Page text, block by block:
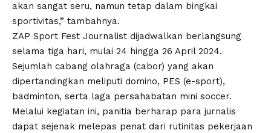
akan sangat seru, namun tetap dalam bingkai
sportivitas,” tambahnya.
ZAP Sport Fest Journalist dijadwalkan berlangsung
selama tiga hari, mulai 24 hingga 26 April 2024.
Sejumlah cabang olahraga (cabor) yang akan
dipertandingkan meliputi domino, PES (e-sport),
badminton, serta laga persahabatan mini soccer.
Melalui kegiatan ini, panitia berharap para jurnalis
dapat sejenak melepas penat dari rutinitas pekerjaan